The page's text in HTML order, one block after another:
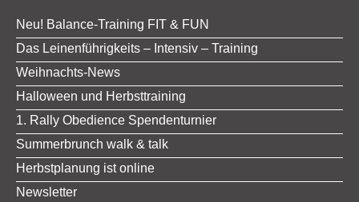
Neu! Balance-Training FIT & FUN
Das Leinenführigkeits – Intensiv – Training
Weihnachts-News
Halloween und Herbsttraining
1. Rally Obedience Spendenturnier
Summerbrunch walk & talk
Herbstplanung ist online
Newsletter